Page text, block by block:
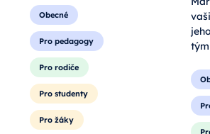
Obecné
Pro pedagogy
Pro rodiče
Pro studenty
Pro žáky